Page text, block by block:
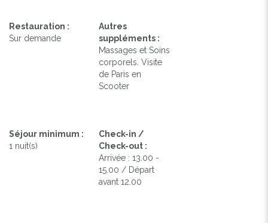
Restauration :
Sur demande
Autres
suppléments :
Massages et Soins
corporels. Visite
de Paris en
Scooter
Séjour minimum :
1 nuit(s)
Check-in /
Check-out :
Arrivée : 13.00 -
15.00 / Départ
avant 12.00